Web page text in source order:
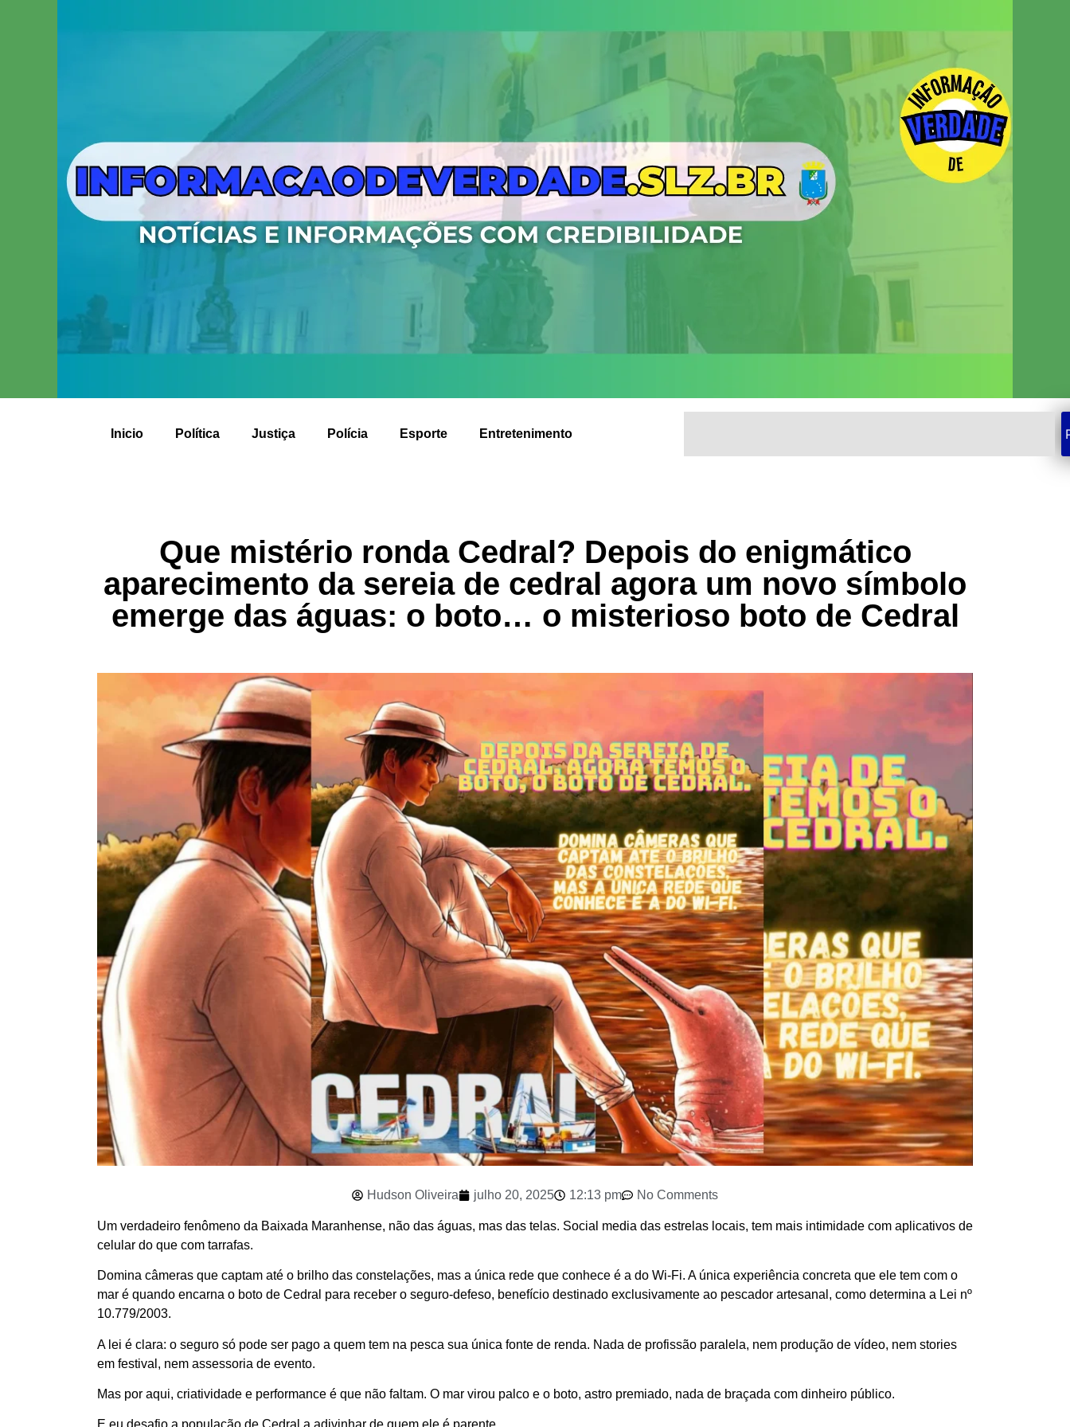
Inicio Política Justiça Polícia Esporte Entretenimento
Que mistério ronda Cedral? Depois do enigmático
aparecimento da sereia de cedral agora um novo símbolo
emerge das águas: o boto… o misterioso boto de Cedral
Hudson Oliveira julho 20, 2025 12:13 pm No Comments
Um verdadeiro fenômeno da Baixada Maranhense, não das águas, mas das telas. Social media das estrelas locais, tem mais intimidade com aplicativos de
celular do que com tarrafas.
Domina câmeras que captam até o brilho das constelações, mas a única rede que conhece é a do Wi-Fi. A única experiência concreta que ele tem com o
mar é quando encarna o boto de Cedral para receber o seguro-defeso, benefício destinado exclusivamente ao pescador artesanal, como determina a Lei nº
10.779/2003.
A lei é clara: o seguro só pode ser pago a quem tem na pesca sua única fonte de renda. Nada de profissão paralela, nem produção de vídeo, nem stories
em festival, nem assessoria de evento.
Mas por aqui, criatividade e performance é que não faltam. O mar virou palco e o boto, astro premiado, nada de braçada com dinheiro público.